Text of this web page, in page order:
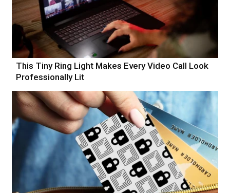
This Tiny Ring Light Makes Every Video Call Look
Professionally Lit